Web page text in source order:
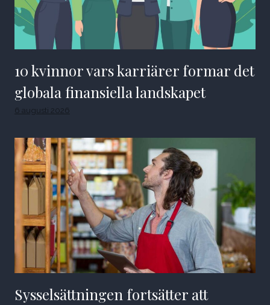
10 kvinnor vars karriärer formar det
globala finansiella landskapet
6 augusti 2026
Sysselsättningen fortsätter att